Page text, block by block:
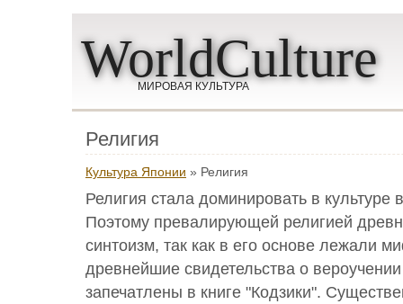
WorldCulture
МИРОВАЯ КУЛЬТУРА
Религия
Культура Японии » Религия
Религия стала доминировать в
Поэтому превалирующей религией
синтоизм, так как в его основе лежали
древнейшие свидетельства о
запечатлены в книге "Кодзики".